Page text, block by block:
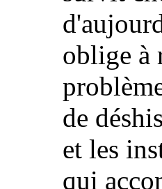
oblige à
de
et les
qui